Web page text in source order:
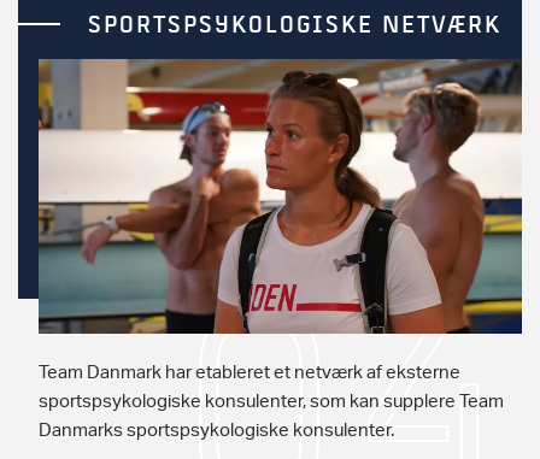
SPORTSPSYKOLOGISKE NETVÆRK
Team Danmark har etableret et netværk af eksterne
sportspsykologiske konsulenter, som kan supplere Team
Danmarks sportspsykologiske konsulenter.